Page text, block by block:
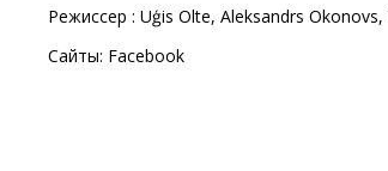
Pежиссер : Uģis Olte, Aleksandrs Okonovs,
Сайты: Facebook